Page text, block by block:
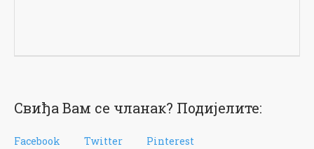
Свиђа Вам се чланак? Подијелите:
Facebook Twitter Pinterest